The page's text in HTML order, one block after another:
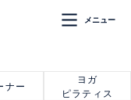
メニュー
ナー
ヨガ
ピラティス